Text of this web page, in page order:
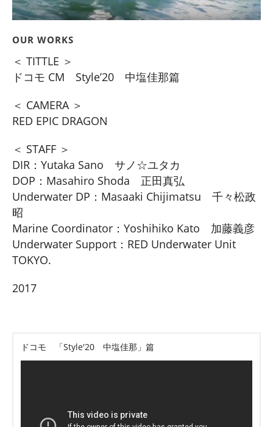
OUR WORKS
＜ TITTLE ＞
ドコモ CM Style’20 中塩佳那篇
＜ CAMERA ＞
RED EPIC DRAGON
＜ STAFF ＞
DIR：Yutaka Sano サノ☆ユタカ
DOP：Masahiro Shoda 正田真弘
Underwater DP：Masaaki Chijimatsu 千々松政
昭
Marine Coordinator：Yoshihiko Kato 加藤義彦
Underwater Support：RED Underwater Unit
TOKYO.
2017
ドコモ 「Style'20 中塩佳那」篇